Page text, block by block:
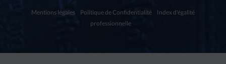
Mentions légales Politique de Confidentialité
Index d'égalité
professionnelle